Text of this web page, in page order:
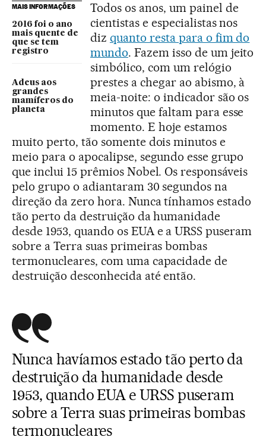
MAIS INFORMAÇÕES
2016 foi o ano
mais quente de
que se tem
registro
Adeus aos
grandes
mamíferos do
planeta
Todos os anos, um painel de
cientistas e especialistas nos
diz quanto resta para o fim do
mundo. Fazem isso de um jeito
simbólico, com um relógio
prestes a chegar ao abismo, à
meia-noite: o indicador são os
minutos que faltam para esse
momento. E hoje estamos
muito perto, tão somente dois minutos e
meio para o apocalipse, segundo esse grupo
que inclui 15 prêmios Nobel. Os responsáveis
pelo grupo o adiantaram 30 segundos na
direção da zero hora. Nunca tínhamos estado
tão perto da destruição da humanidade
desde 1953, quando os EUA e a URSS puseram
sobre a Terra suas primeiras bombas
termonucleares, com uma capacidade de
destruição desconhecida até então.
Nunca havíamos estado tão perto da
destruição da humanidade desde
1953, quando EUA e URSS puseram
sobre a Terra suas primeiras bombas
termonucleares